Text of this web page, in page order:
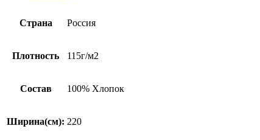
Страна Россия
Плотность 115г/м2
Состав 100% Хлопок
Ширина(см): 220